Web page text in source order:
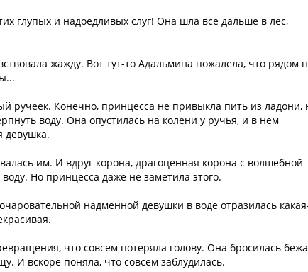
глупых и надоедливых слуг! Она шла все дальше в лес,
жажду. Вот тут-то Адальмина пожалела, что рядом
ручеек. Конечно, принцесса не привыкла пить из ладони,
воду. Она опустилась на колени у ручья, и в нем
девушка.
им. И вдруг корона, драгоценная корона с волшебной
Но принцесса даже не заметила этого.
надменной девушки в воде отразилась
что совсем потеряла голову. Она бросилась
И вскоре поняла, что совсем заблудилась.